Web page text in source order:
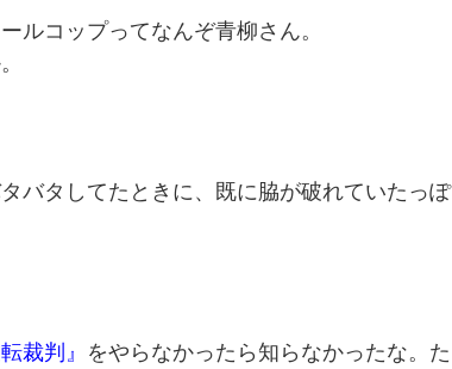
ルコップってなんぞ青柳さん。
バタしてたときに、既に脇が破れていたっぽ
転裁判』
をやらなかったら知らなかったな。た